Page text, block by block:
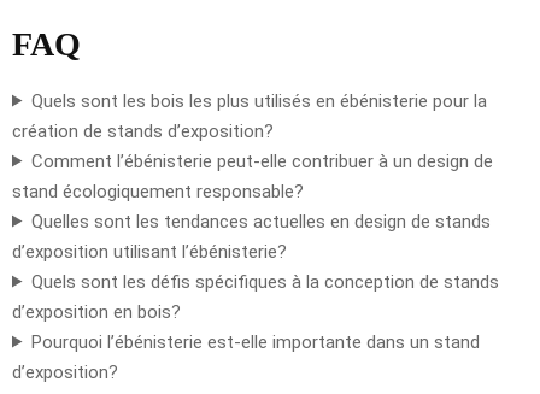
FAQ
Quels sont les bois les plus utilisés en ébénisterie pour la
création de stands d’exposition?
Comment l’ébénisterie peut-elle contribuer à un design de
stand écologiquement responsable?
Quelles sont les tendances actuelles en design de stands
d’exposition utilisant l’ébénisterie?
Quels sont les défis spécifiques à la conception de stands
d’exposition en bois?
Pourquoi l’ébénisterie est-elle importante dans un stand
d’exposition?